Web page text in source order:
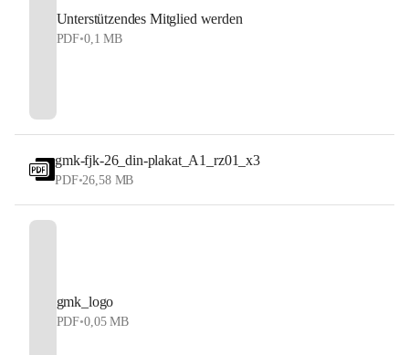
Unterstützendes Mitglied werden
PDF•0,1 MB
gmk-fjk-26_din-plakat_A1_rz01_x3
PDF•26,58 MB
gmk_logo
PDF•0,05 MB